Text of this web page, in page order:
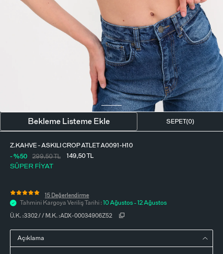
Açıklama
Ü.K. :3302/ / M.K. :ADX-00034906Z52
Z.KAHVE - ASKILI CROP ATLET A0091-H10
SÜPER FİYAT
299,50TL 149,50TL
- %50
15 Değerlendirme
Tahmini Kargoya Veriliş Tarihi : 10 Ağustos - 12 Ağustos
SEPET(0)
Bekleme Listeme Ekle
FULAR-SAÇ BANDI